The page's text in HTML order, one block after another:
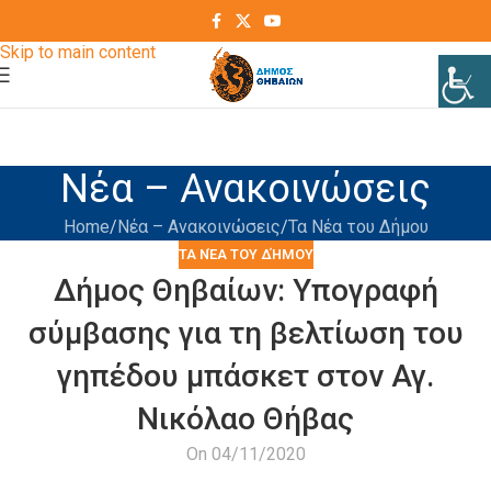
Skip to main content
Νέα – Ανακοινώσεις
Home Νέα – Ανακοινώσεις Τα Νέα του Δήμου
ΤΑ ΝΈΑ ΤΟΥ ΔΉΜΟΥ
Δήμος Θηβαίων: Υπογραφή
σύμβασης για τη βελτίωση του
γηπέδου μπάσκετ στον Αγ.
Νικόλαο Θήβας
On 04/11/2020